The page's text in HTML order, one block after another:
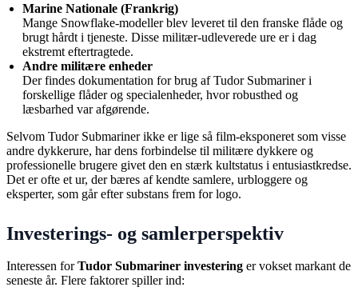
Marine Nationale (Frankrig)
Mange Snowflake-modeller blev leveret til den franske flåde og
brugt hårdt i tjeneste. Disse militær-udleverede ure er i dag
ekstremt eftertragtede.
Andre militære enheder
Der findes dokumentation for brug af Tudor Submariner i
forskellige flåder og specialenheder, hvor robusthed og
læsbarhed var afgørende.
Selvom Tudor Submariner ikke er lige så film-eksponeret som visse
andre dykkerure, har dens forbindelse til militære dykkere og
professionelle brugere givet den en stærk kultstatus i entusiastkredse.
Det er ofte et ur, der bæres af kendte samlere, urbloggere og
eksperter, som går efter substans frem for logo.
Investerings- og samlerperspektiv
Interessen forTudor Submariner investering er vokset markant de
seneste år. Flere faktorer spiller ind: